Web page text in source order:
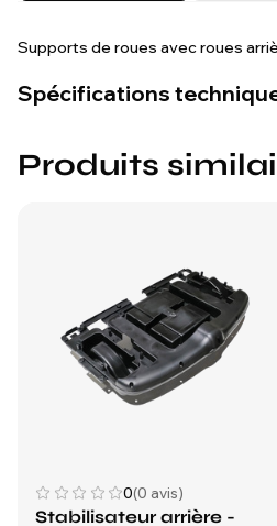
Supports de roues avec roues
Spécifications
Produits
0(0 avis)
Stabilisateur arrière -